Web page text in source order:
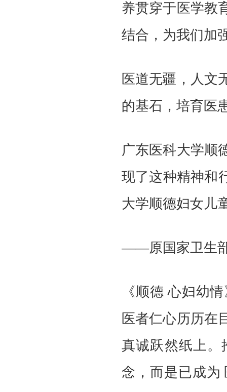
养贯穿于医学教
结合，为我们加
医道无疆，人文
的基石，培育医
广东医科大学顺
现了这种精神和
大学顺德妇女儿
——原国家卫生
《顺德 心妇幼
医者仁心历历在
真诚跃然纸上。
念，而是已成为